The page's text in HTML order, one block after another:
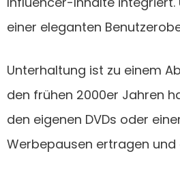
einer eleganten
Unterhaltung ist zu einem
den frühen 2000er Jahren
den eigenen DVDs oder
Werbepausen ertragen und